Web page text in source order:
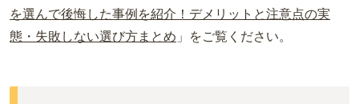
を選んで後悔した事例を紹介！デメリットと注意点の実
態・失敗しない選び方まとめ 」をご覧ください。